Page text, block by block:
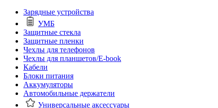
Зарядные устройства
УМБ
Защитные стекла
Защитные пленки
Чехлы для телефонов
Чехлы для планшетов/E-book
Кабели
Блоки питания
Аккумуляторы
Автомобильные держатели
Универсальные аксессуары